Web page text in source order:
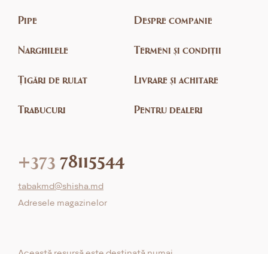
Pipe
Narghilele
Țigări de rulat
Trabucuri
Despre companie
Termeni și condiții
Livrare și achitare
Pentru dealeri
+373 78115544
tabakmd@shisha.md
Adresele magazinelor